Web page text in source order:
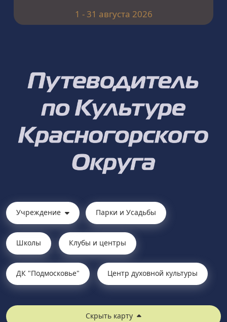
1 - 31 августа 2026
Учреждение Парки и Усадьбы
Школы Клубы и центры
ДК "Подмосковье" Центр духовной культуры
Скрыть карту